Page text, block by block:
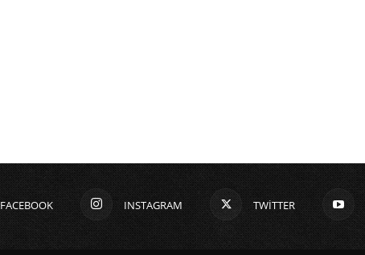
FACEBOOK INSTAGRAM TWITTER